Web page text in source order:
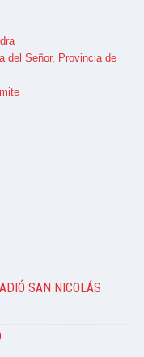
del Señor, Provincia de
SAN NICOLÁS